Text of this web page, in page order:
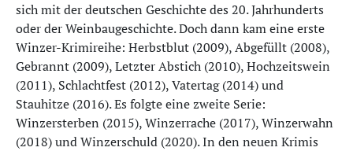
sich mit der deutschen Geschichte des 20. Jahrhunderts
oder der Weinbaugeschichte. Doch dann kam eine erste
Winzer-Krimireihe: Herbstblut (2009), Abgefüllt (2008),
Gebrannt (2009), Letzter Abstich (2010), Hochzeitswein
(2011), Schlachtfest (2012), Vatertag (2014) und
Stauhitze (2016). Es folgte eine zweite Serie:
Winzersterben (2015), Winzer­rache (2017), Winzerwahn
(2018) und Winzerschuld (2020). In den neuen Krimis